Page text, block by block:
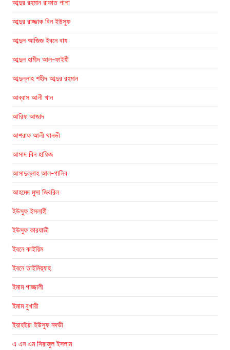
আব্দুর রহমান রাফাত পাশা
আব্দুর রাজ্জাক বিন ইউসুফ
আব্দুল আজিজ ইবনে বায
আব্দুল হামীদ আল-ফাইযী
আব্দুল্লাহ শহীদ আব্দুর রহমান
আব্বাস আলী খান
আরিফ আজাদ
আশরাফ আলী থানভী
আসাদ বিন হাফিজ
আসাদুল্লাহ আল-গালিব
আহমেদ মুসা জিবরিল
ইউসুফ ইসলাহী
ইউসুফ কারযাভী
ইবনে কাইয়িম
ইবনে তাইমিয়্যাহ
ইমাম গাজ্জালী
ইমাম বুখারী
ইয়াহইয়া ইউসুফ নদভী
এ এন এম সিরাজুল ইসলাম